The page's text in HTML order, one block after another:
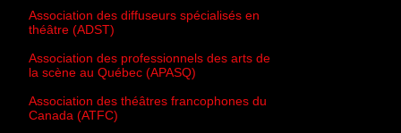
Association des diffuseurs spécialisés en
théâtre (ADST)
Association des professionnels des arts de
la scène au Québec (APASQ)
Association des théâtres francophones du
Canada (ATFC)